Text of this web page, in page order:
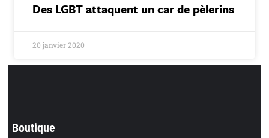
Des LGBT attaquent un car de pèlerins
20 janvier 2020
Boutique